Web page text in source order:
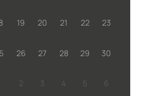
19 20 21 22 23
26 27 28 29 30
2 3 4 5 6